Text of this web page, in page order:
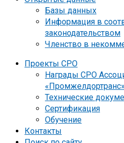
Базы данных
Информация в
законодательством
Членство в
Проекты СРО
Награды СРО
«Промжелдортранс»
Технические
Сертификация
Обучение
Контакты